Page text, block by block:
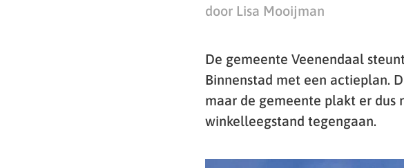
door Lisa Mooijman
De gemeente Veenendaal
Binnenstad met een actieplan.
maar de gemeente plakt er dus
winkelleegstand tegengaan.